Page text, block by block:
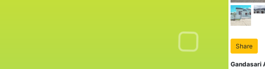
Share
Gandasari